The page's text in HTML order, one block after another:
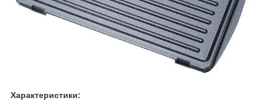
Характеристики: